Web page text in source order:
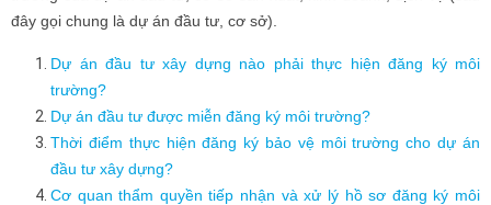
đây gọi chung là dự án đầu tư, cơ sở).
Dự án đầu tư xây dựng nào phải thực hiện đăng ký môi
trường?
Dự án đầu tư được miễn đăng ký môi trường?
Thời điểm thực hiện đăng ký bảo vệ môi trường cho dự án
đầu tư xây dựng?
Cơ quan thẩm quyền tiếp nhận và xử lý hồ sơ đăng ký môi